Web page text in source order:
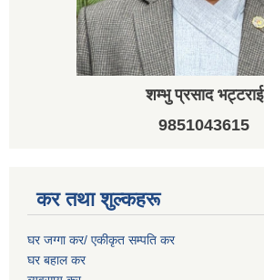
शम्भु प्रसाद भट्टराई
9851043615
कर तथा शुल्कहरू
घर जग्गा कर/ एकीकृत सम्पति कर
घर बहाल कर